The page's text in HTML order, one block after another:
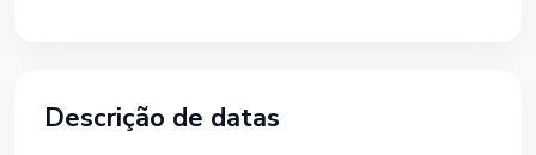
Descrição de datas